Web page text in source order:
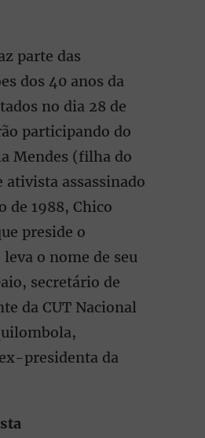
parte das
dos 40 anos da
no dia 28 de
participando do
Mendes (filha do
ativista assassinado
de 1988, Chico
preside o
o nome de seu
secretário de
da CUT Nacional
presidenta da